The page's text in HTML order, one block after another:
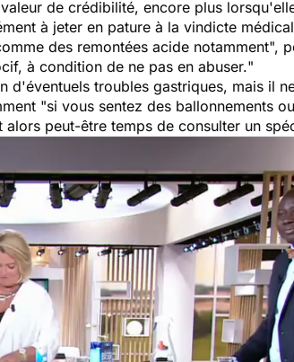
de crédibilité, encore plus
à jeter en pature à la vindicte
des remontées acide notamment",
à condition de ne pas en abuser."
d'éventuels troubles gastriques, mais il
"si vous sentez des ballonnements
peut-être temps de consulter un